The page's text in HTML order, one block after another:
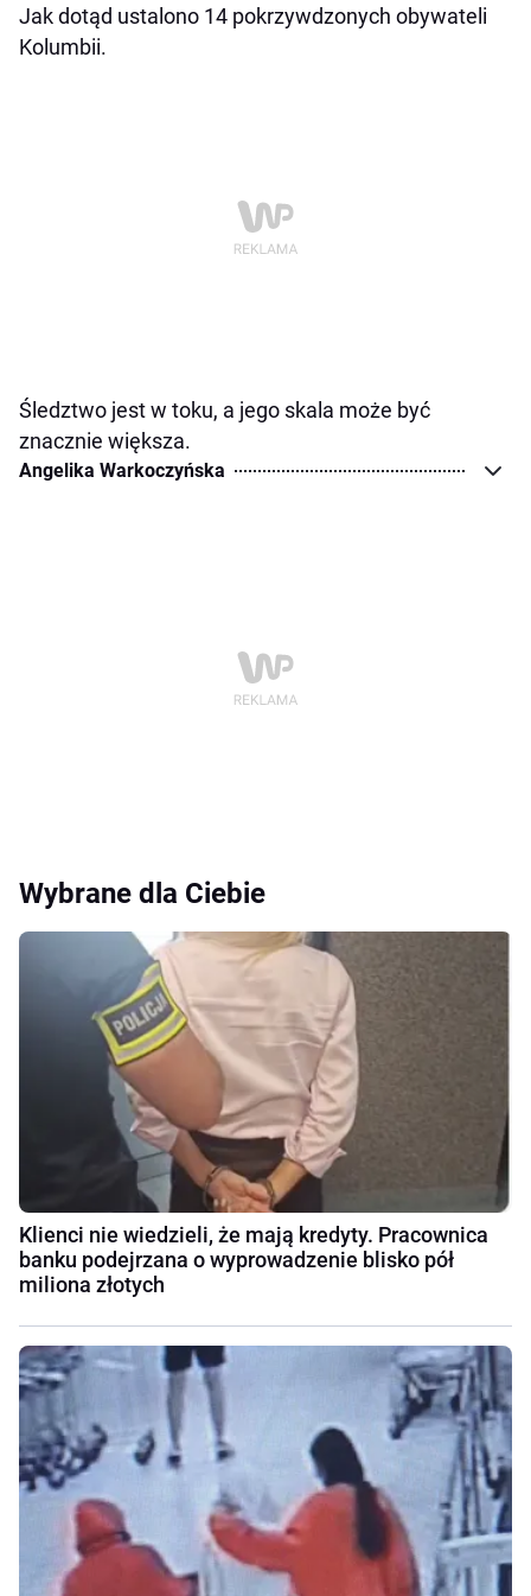
Jak dotąd ustalono 14 pokrzywdzonych obywateli
Kolumbii.
Śledztwo jest w toku, a jego skala może być
znacznie większa.
Angelika Warkoczyńska
Wybrane dla Ciebie
Klienci nie wiedzieli, że mają kredyty. Pracownica
banku podejrzana o wyprowadzenie blisko pół
miliona złotych